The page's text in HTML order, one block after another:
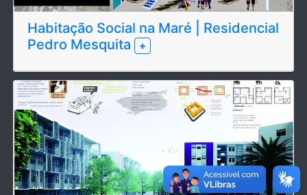
Habitação Social na Maré | Residencial
Pedro Mesquita
+